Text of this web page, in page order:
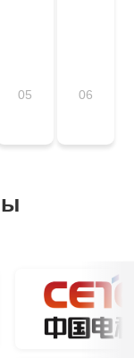
05 06